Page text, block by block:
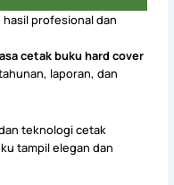
profesional dan
cetak buku hard cover
laporan, dan
teknologi cetak
tampil elegan dan